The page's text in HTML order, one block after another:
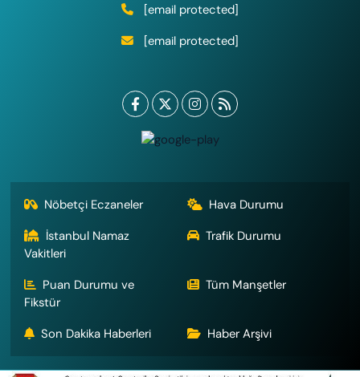
[email protected]
[email protected]
Nöbetçi Eczaneler
Hava Durumu
İstanbul Namaz
Vakitleri
Trafik Durumu
Puan Durumu ve
Fikstür
Tüm Manşetler
Son Dakika Haberleri Haber Arşivi